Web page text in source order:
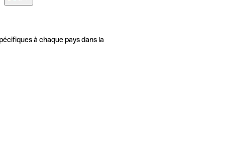
à chaque pays dans la